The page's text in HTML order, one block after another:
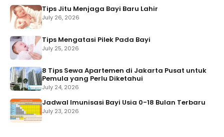
Tips Jitu Menjaga Bayi Baru Lahir
July 26, 2026
Tips Mengatasi Pilek Pada Bayi
July 25, 2026
8 Tips Sewa Apartemen di Jakarta Pusat untuk
Pemula yang Perlu Diketahui
July 24, 2026
Jadwal Imunisasi Bayi Usia 0-18 Bulan Terbaru
July 23, 2026